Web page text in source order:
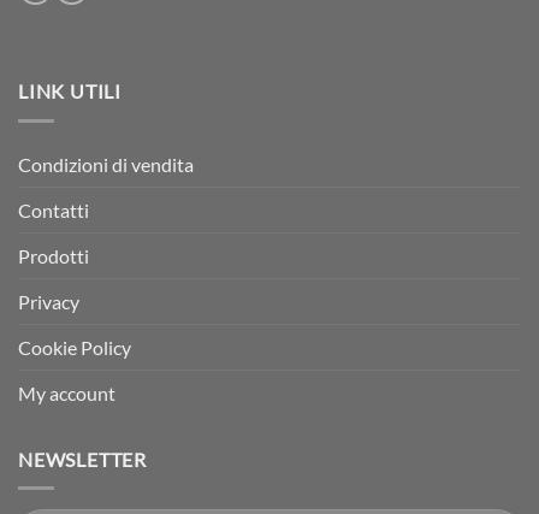
LINK UTILI
Condizioni di vendita
Contatti
Prodotti
Privacy
Cookie Policy
My account
NEWSLETTER